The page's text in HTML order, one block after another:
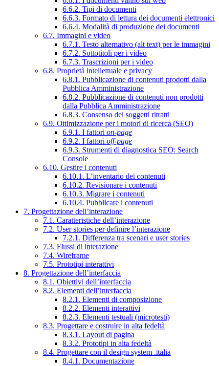
6.6.2. Tipi di documenti
6.6.3. Formato di lettura dei documenti elettronici
6.6.4. Modalità di produzione dei documenti
6.7. Immagini e video
6.7.1. Testo alternativo (alt text) per le immagini
6.7.2. Sottotitoli per i video
6.7.3. Trascrizioni per i video
6.8. Proprietà intellettuale e privacy
6.8.1. Pubblicazione di contenuti prodotti dalla
Pubblica Amministrazione
6.8.2. Pubblicazione di contenuti non prodotti
dalla Pubblica Amministrazione
6.8.3. Consenso dei soggetti ritratti
6.9. Ottimizzazione per i motori di ricerca (SEO)
6.9.1. I fattori on-page
6.9.2. I fattori off-page
6.9.3. Strumenti di diagnostica SEO: Search
Console
6.10. Gestire i contenuti
6.10.1. L’inventario dei contenuti
6.10.2. Revisionare i contenuti
6.10.3. Migrare i contenuti
6.10.4. Pubblicare i contenuti
7. Progettazione dell’interazione
7.1. Caratteristiche dell’interazione
7.2. User stories per definire l’interazione
7.2.1. Differenza tra scenari e user stories
7.3. Flussi di interazione
7.4. Wireframe
7.5. Prototipi interattivi
8. Progettazione dell’interfaccia
8.1. Obiettivi dell’interfaccia
8.2. Elementi dell’interfaccia
8.2.1. Elementi di composizione
8.2.2. Elementi interattivi
8.2.3. Elementi testuali (microtesti)
8.3. Progettare e costruire in alta fedeltà
8.3.1. Layout di pagina
8.3.2. Prototipi in alta fedeltà
8.4. Progettare con il design system .italia
8.4.1. Documentazione